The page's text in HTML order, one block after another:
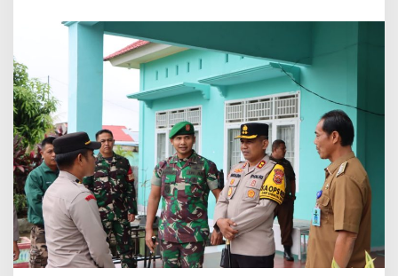
n
g
t
S
u
a
r
a
,
P
o
l